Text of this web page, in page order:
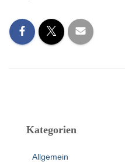
Kategorien
Allgemein